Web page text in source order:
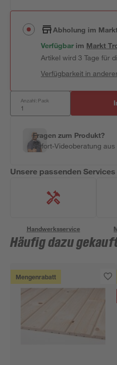
Abholung im
Verfügbar im Markt
Artikel wird 3 Tage für
Verfügbarkeit in
Anzahl: Pack
Fragen zum Produkt?
Sofort-Videoberatung
Unsere passenden Services
Handwerksservice
Häufig dazu
Mengenrabatt